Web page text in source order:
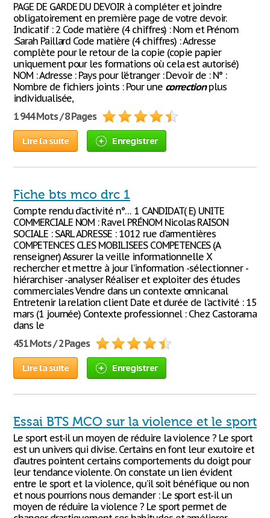
PAGE DE GARDE DU DEVOIR à compléter et joindre
obligatoirement en première page de votre devoir.
Indicatif : 2 Code matière (4 chiffres) : Nom et Prénom
:Sarah Paillard Code matière (4 chiffres) : Adresse
complète pour le retour de la copie (copie papier
uniquement pour les formations où cela est autorisé)
NOM : Adresse : Pays pour l’étranger : Devoir de : N° :
Nombre de fichiers joints : Pour une correctionplus
individualisée,
1 944 Mots / 8 Pages
Lire la suite Enregistrer
Fiche bts mco drc 1
Compte rendu d’activité n°… 1 CANDIDAT( E) UNITE
COMMERCIALE NOM : Ravel PRÉNOM Nicolas RAISON
SOCIALE : SARL ADRESSE : 1012 rue d’armentières
COMPETENCES CLES MOBILISEES COMPETENCES (A
renseigner) Assurer la veille informationnelle X
rechercher et mettre à jour l’information -sélectionner -
hiérarchiser -analyser Réaliser et exploiter des études
commerciales Vendre dans un contexte omnicanal
Entretenir la relation client Date et durée de l’activité : 15
mars (1 journée) Contexte professionnel : Chez Castorama
dans le
451 Mots / 2 Pages
Lire la suite Enregistrer
Essai BTS MCO sur la violence et le sport
Le sport est-il un moyen de réduire la violence ? Le sport
est un univers qui divise. Certains en font leur exutoire et
d’autres pointent certains comportements du doigt pour
leur tendance violente. On constate un lien évident
entre le sport et la violence, qu’il soit bénéfique ou non
et nous pourrions nous demander : Le sport est-il un
moyen de réduire la violence ? Le sport permet de